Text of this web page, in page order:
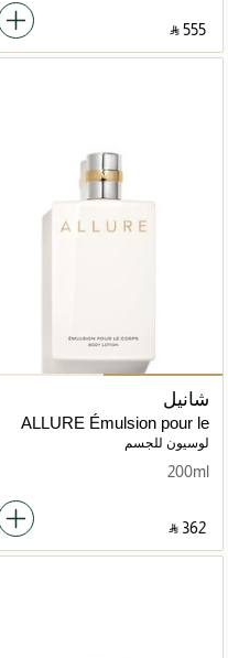
‎ ⃁ ⁦555⁩ ‎
شانيل
ALLURE Émulsion pour le
corps
لوسيون للجسم
200ml
‎ ⃁ ⁦362⁩ ‎